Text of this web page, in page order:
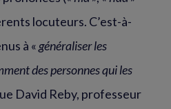
locuteurs. C’est-à-
à « généraliser les
des personnes qui les
David Reby, professeur